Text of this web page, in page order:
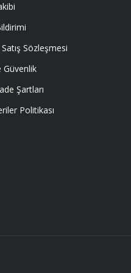
Sözleşmesi
Güvenlik
Şartları
Politikası